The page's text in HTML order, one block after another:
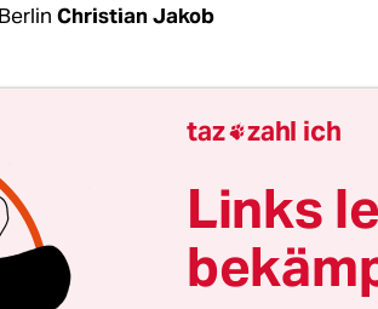
Christian Jakob
1. Juni, als Italiens
aus der populistischen
rechten Lega Nord vereidigte.
Innenminister. Gleich am
„Italien hat aufgehört, den
Mal gibt es jemanden, der
taz zahl ich
Links